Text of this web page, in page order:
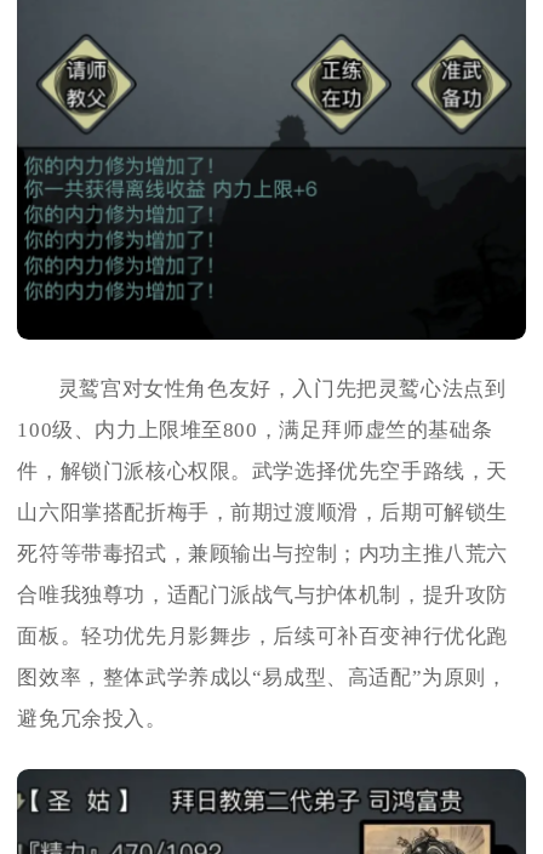
灵鹫宫对女性角色友好，入门先把灵鹫心法点到
100级、内力上限堆至800，满足拜师虚竺的基础条
件，解锁门派核心权限。武学选择优先空手路线，天
山六阳掌搭配折梅手，前期过渡顺滑，后期可解锁生
死符等带毒招式，兼顾输出与控制；内功主推八荒六
合唯我独尊功，适配门派战气与护体机制，提升攻防
面板。轻功优先月影舞步，后续可补百变神行优化跑
图效率，整体武学养成以“易成型、高适配”为原则，
避免冗余投入。